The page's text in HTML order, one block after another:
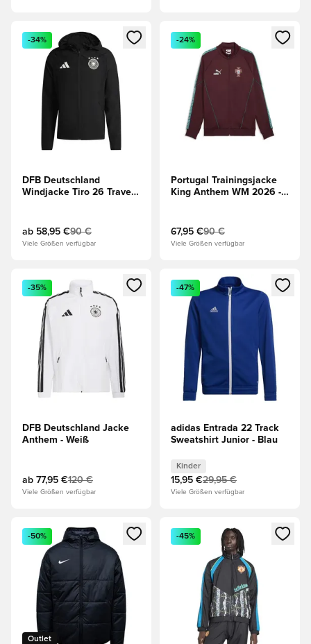
Öffnet ein neues Fenster zum Anmelden oder Registrieren
-34%
DFB Deutschland
Windjacke Tiro 26 Travel
ab 58,95 €90 €
Viele Größen verfügbar
Öffnet ein neues Fenster
-24%
Portugal Trainingsjacke
King Anthem WM 2026 -
67,95 €90 €
Viele Größen verfügbar
Öffnet ein neues Fenster zum Anmelden oder Registrieren
-35%
DFB Deutschland Jacke
Anthem - Weiß
ab 77,95 €120 €
Viele Größen verfügbar
Öffnet ein neues Fenster
-47%
adidas Entrada 22 Track
Sweatshirt Junior - Blau
Kinder
15,95 €29,95 €
Viele Größen verfügbar
Öffnet ein neues Fenster zum Anmelden oder Registrieren
Outlet
-50%
Öffnet ein neues Fenster
-45%